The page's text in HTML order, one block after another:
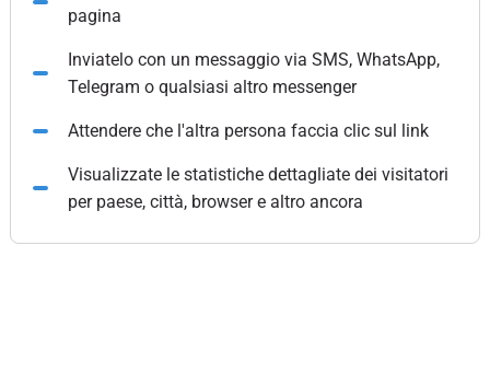
pagina
Inviatelo con un messaggio via SMS, WhatsApp,
Telegram o qualsiasi altro messenger
Attendere che l'altra persona faccia clic sul link
Visualizzate le statistiche dettagliate dei visitatori
per paese, città, browser e altro ancora